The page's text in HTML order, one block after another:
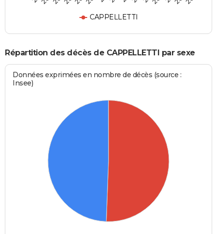
CAPPELLETTI
Répartition des décès de CAPPELLETTI par sexe
Données exprimées en nombre de décès (source :
Insee)